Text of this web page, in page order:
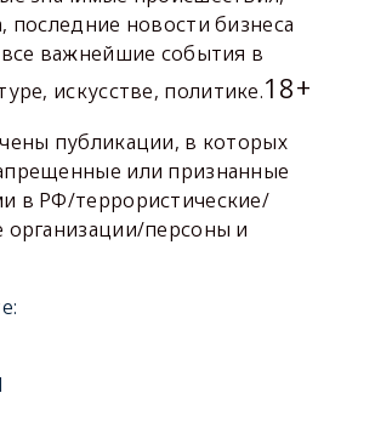
последние новости бизнеса
важнейшие события в
искусстве, политике.18+
публикации, в которых
или признанные
в РФ/террористические/
организации/персоны и